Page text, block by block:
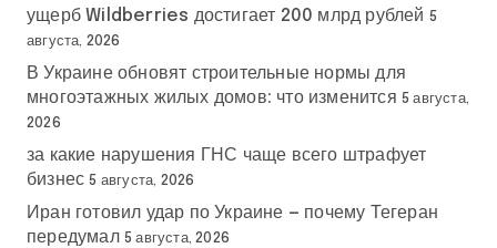
ущерб Wildberries достигает 200 млрд рублей 5
августа, 2026
В Украине обновят строительные нормы для
многоэтажных жилых домов: что изменится 5 августа,
2026
за какие нарушения ГНС чаще всего штрафует
бизнес 5 августа, 2026
Иран готовил удар по Украине — почему Тегеран
передумал 5 августа, 2026